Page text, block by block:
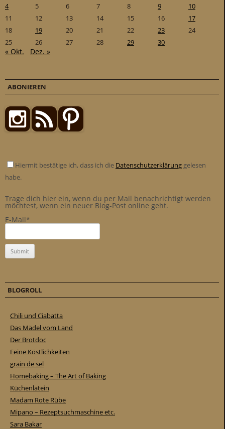
4
5 6 7 8 9
10
11
12 13 14 15 16
17
18
19 20 21 22 23
24
25
26 27 28 29 30
« Okt. Dez. »
ABONIEREN
Hiermit bestätige ich, dass ich die Datenschutzerklärung gelesen
habe.
Trage dich hier ein, wenn du per Mail benachrichtigt werden
möchtest, wenn ein neuer Blog-Post online geht.
E-Mail*
BLOGROLL
Chili und Ciabatta
Das Mädel vom Land
Der Brotdoc
Feine Köstlichkeiten
grain de sel
Homebaking – The Art of Baking
Küchenlatein
Madam Rote Rübe
Mipano – Rezeptsuchmaschine etc.
Sara Bakar